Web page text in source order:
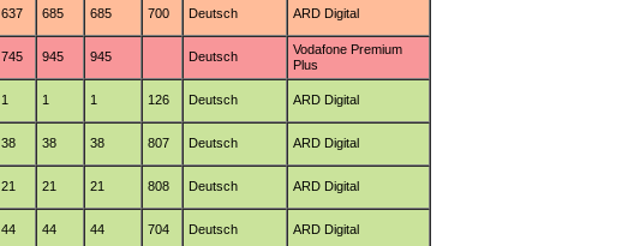
637 685 685 700 Deutsch ARD Digital
745 945 945 Deutsch
Vodafone Premium
Plus
1 1 1 126 Deutsch ARD Digital
38 38 38 807 Deutsch ARD Digital
21 21 21 808 Deutsch ARD Digital
44 44 44 704 Deutsch ARD Digital